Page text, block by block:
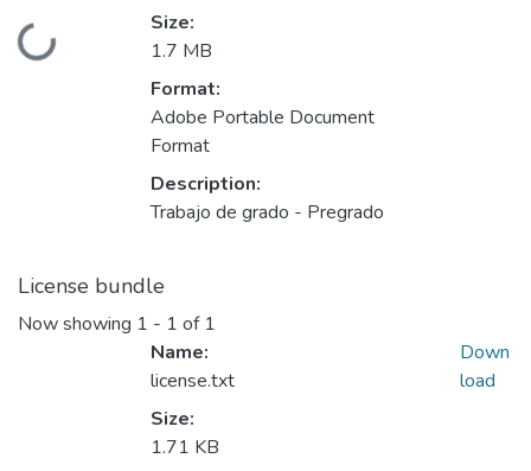
Loading...
Size:
1.7 MB
Format:
Adobe Portable Document
Format
Description:
Trabajo de grado - Pregrado
License bundle
Now showing 1 - 1 of 1
Name:
license.txt
Size:
1.71 KB
Down
load